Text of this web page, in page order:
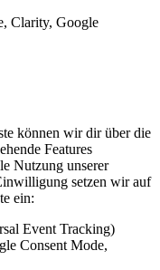
Clarity, Google
können wir dir über die
Features
Nutzung unserer
setzen wir auf
ein:
Event Tracking)
Consent Mode,